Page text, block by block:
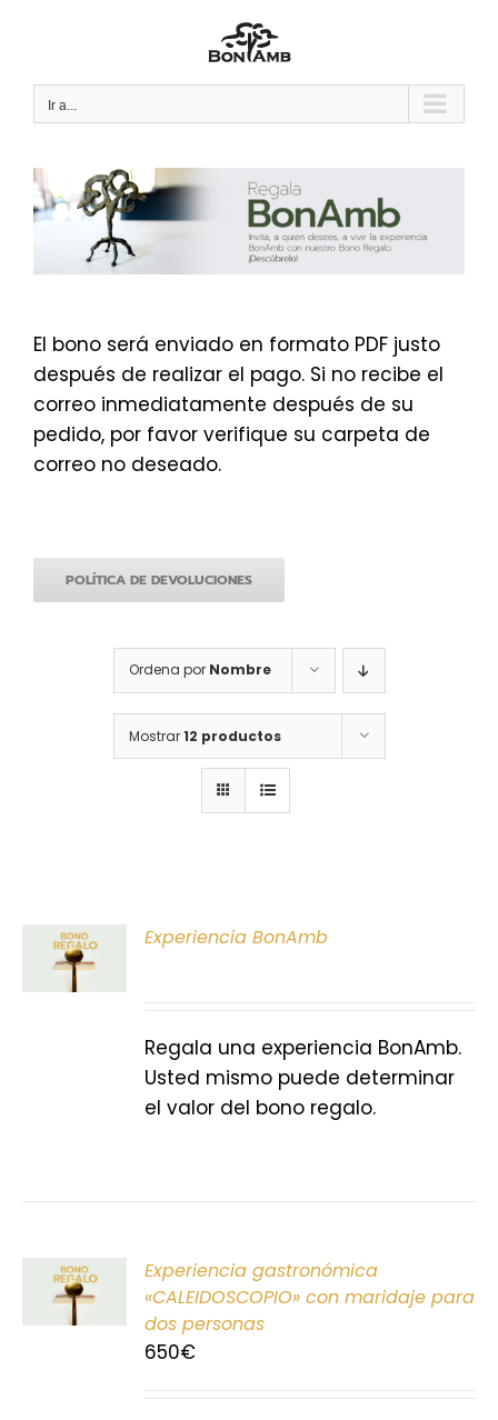
Ir a...
El bono será enviado en formato PDF justo
después de realizar el pago. Si no recibe el
correo inmediatamente después de su
pedido, por favor verifique su carpeta de
correo no deseado.
POLÍTICA DE DEVOLUCIONES
Ordena por Nombre
Mostrar12 productos
Experiencia BonAmb
Regala una experiencia BonAmb.
Usted mismo puede determinar
el valor del bono regalo.
Experiencia gastronómica
«CALEIDOSCOPIO» con maridaje para
dos personas
650€